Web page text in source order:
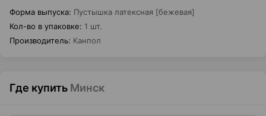
Форма выпуска: Пустышка латексная [бежевая]
Кол-во в упаковке: 1 шт.
Производитель: Канпол
Где купить Минск